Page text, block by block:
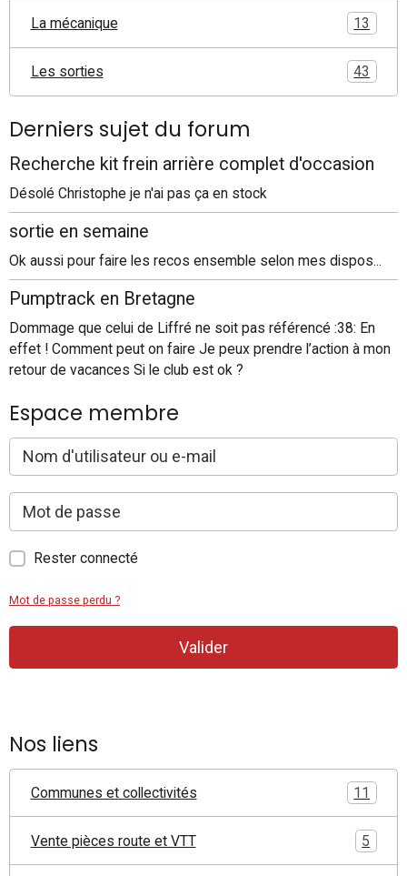
La mécanique 13
Les sorties 43
Derniers sujet du forum
Recherche kit frein arrière complet d'occasion
Désolé Christophe je n'ai pas ça en stock
sortie en semaine
Ok aussi pour faire les recos ensemble selon mes dispos...
Pumptrack en Bretagne
Dommage que celui de Liffré ne soit pas référencé :38: En
effet ! Comment peut on faire Je peux prendre l’action à mon
retour de vacances Si le club est ok ?
Espace membre
Rester connecté
Mot de passe perdu ?
Valider
Nos liens
Communes et collectivités 11
Vente pièces route et VTT 5